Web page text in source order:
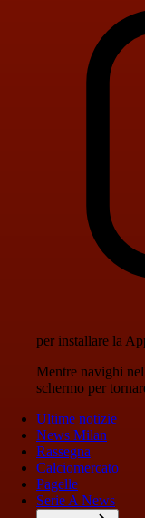
per installare la
Mentre navighi
schermo per
Ultime notizie
News Milan
Rassegna
Calciomercato
Pagelle
Serie A News